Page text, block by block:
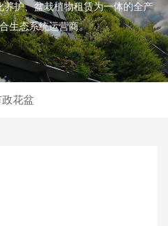
护、盆栽植物租赁为一体的全产
生态系统运营商。
花盆